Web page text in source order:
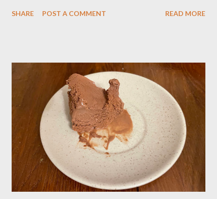
vaikams - skulptūra Ir viena iš vedėjų yra iš British Bake Off, tai
sekasi. Pradėjau nuo 2 sezono ir šiandien žiūrėsiu 6 dalį.
SHARE POST A COMMENT READ MORE